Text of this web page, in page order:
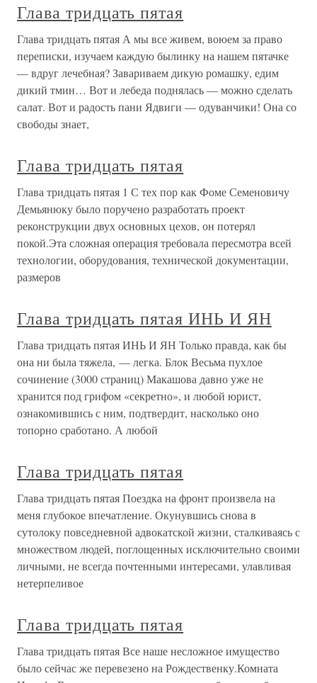
Глава тридцать пятая
Глава тридцать пятая А мы все живем, воюем за право
переписки, изучаем каждую былинку на нашем пятачке
— вдруг лечебная? Завариваем дикую ромашку, едим
дикий тмин… Вот и лебеда поднялась — можно сделать
салат. Вот и радость пани Ядвиги — одуванчики! Она со
свободы знает,
Глава тридцать пятая
Глава тридцать пятая 1 С тех пор как Фоме Семеновичу
Демьянюку было поручено разработать проект
реконструкции двух основных цехов, он потерял
покой.Эта сложная операция требовала пересмотра всей
технологии, оборудования, технической документации,
размеров
Глава тридцать пятая ИНЬ И ЯН
Глава тридцать пятая ИНЬ И ЯН Только правда, как бы
она ни была тяжела, — легка. Блок Весьма пухлое
сочинение (3000 страниц) Макашова давно уже не
хранится под грифом «секретно», и любой юрист,
ознакомившись с ним, подтвердит, насколько оно
топорно сработано. А любой
Глава тридцать пятая
Глава тридцать пятая Поездка на фронт произвела на
меня глубокое впечатление. Окунувшись снова в
сутолоку повседневной адвокатской жизни, сталкиваясь с
множеством людей, поглощенных исключительно своими
личными, не всегда почтенными интересами, улавливая
нетерпеливое
Глава тридцать пятая
Глава тридцать пятая Все наше несложное имущество
было сейчас же перевезено на Рождественку.Комната